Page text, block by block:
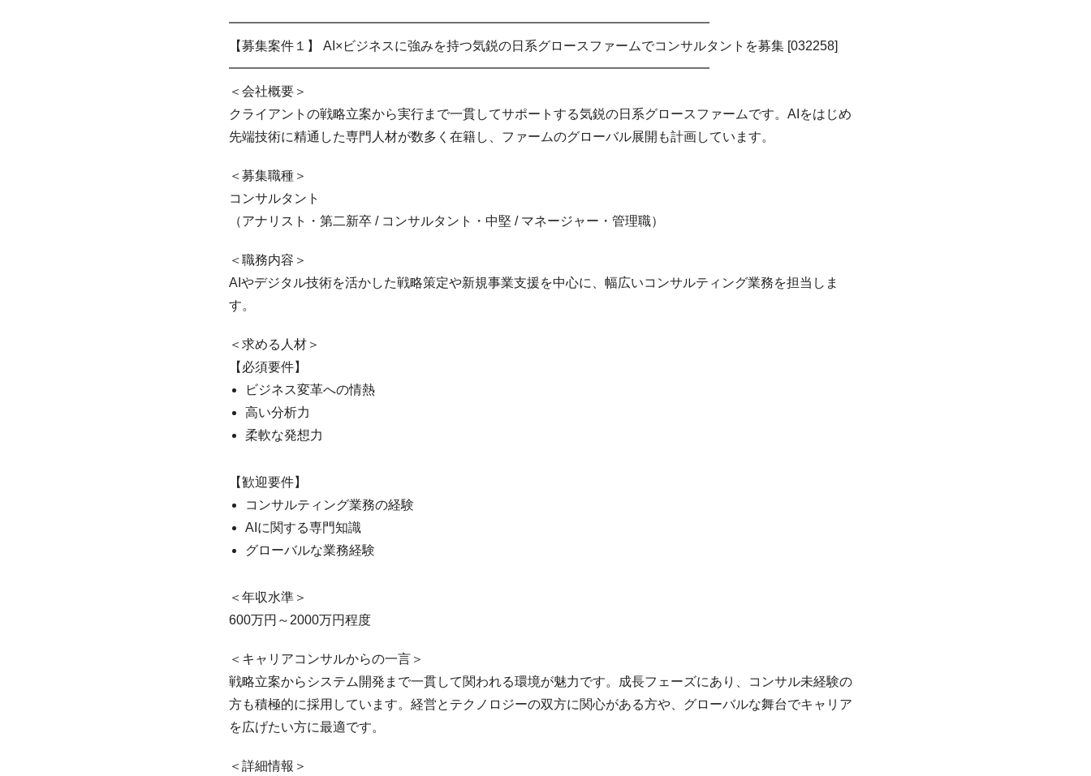
━━━━━━━━━━━━━━━━━━━━━━━━━━━━━━━━━━━━━
【募集案件１】 AI×ビジネスに強みを持つ気鋭の日系グロースファームでコンサルタントを募集 [032258]
━━━━━━━━━━━━━━━━━━━━━━━━━━━━━━━━━━━━━
＜会社概要＞
クライアントの戦略立案から実行まで一貫してサポートする気鋭の日系グロースファームです。AIをはじめ
先端技術に精通した専門人材が数多く在籍し、ファームのグローバル展開も計画しています。
＜募集職種＞
コンサルタント
（アナリスト・第二新卒 / コンサルタント・中堅 / マネージャー・管理職）
＜職務内容＞
AIやデジタル技術を活かした戦略策定や新規事業支援を中心に、幅広いコンサルティング業務を担当しま
す。
＜求める人材＞
【必須要件】
ビジネス変革への情熱
高い分析力
柔軟な発想力
【歓迎要件】
コンサルティング業務の経験
AIに関する専門知識
グローバルな業務経験
＜年収水準＞
600万円～2000万円程度
＜キャリアコンサルからの一言＞
戦略立案からシステム開発まで一貫して関われる環境が魅力です。成長フェーズにあり、コンサル未経験の
方も積極的に採用しています。経営とテクノロジーの双方に関心がある方や、グローバルな舞台でキャリア
を広げたい方に最適です。
＜詳細情報＞